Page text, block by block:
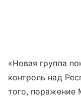
«Новая группа
контроль над
того, поражение